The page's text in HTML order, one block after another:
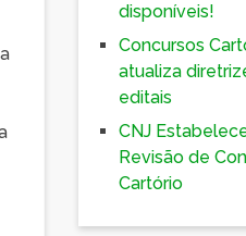
disponíveis!
Concursos
atualiza
editais
CNJ
Revisão de
Cartório